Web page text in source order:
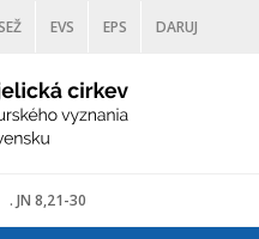
EVS EPS DARUJ
. JN 8,21-30